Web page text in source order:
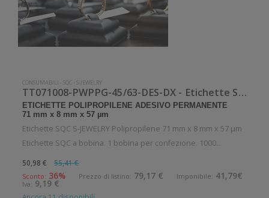
CONSUMABILI -SQC -S-JEWELRY
TT071008-PWPPG-45/63-DES-DX - Etichette SQC S-JEWELRY Polipropilene
ETICHETTE POLIPROPILENE ADESIVO PERMANENTE
71 mm x 8 mm x 57 µm
Etichette SQC S-JEWELRY Polipropilene 71 mm x 8 mm x 57 µm
Etichette SQC a bobina. 1 bobina per confezione. 1000
permanente. Diametro interno: 45 mm. Diametro esterno: 63
mm. Tipo: Suppor
50,98 € 55,41 €
Sconto: 36% Prezzo di listino: 79,17 € Imponibile: 41,79€
Iva: 9,19 €